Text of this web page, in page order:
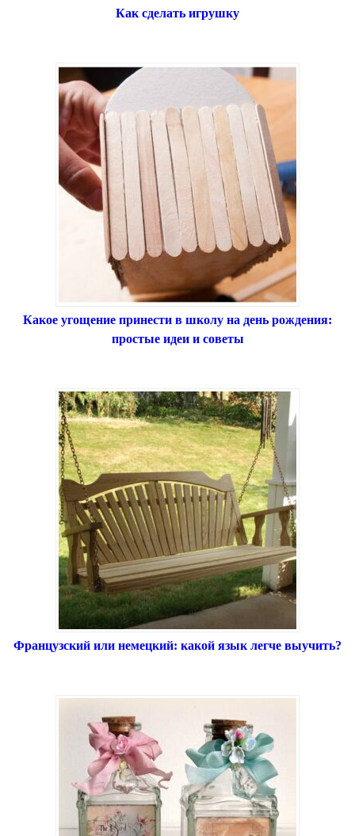
Как сделать игрушку
Какое угощение принести в школу на день рождения:
простые идеи и советы
Французский или немецкий: какой язык легче выучить?